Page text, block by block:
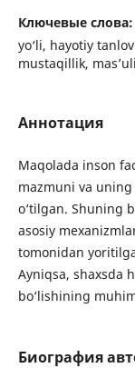
Ключевые слова:
yo‘li, hayotiy
mustaqillik,
Аннотация
Maqolada inson
mazmuni va
o‘tilgan. Shuning
asosiy
tomonidan
Ayniqsa, shaxsda
bo‘lishining
Биография